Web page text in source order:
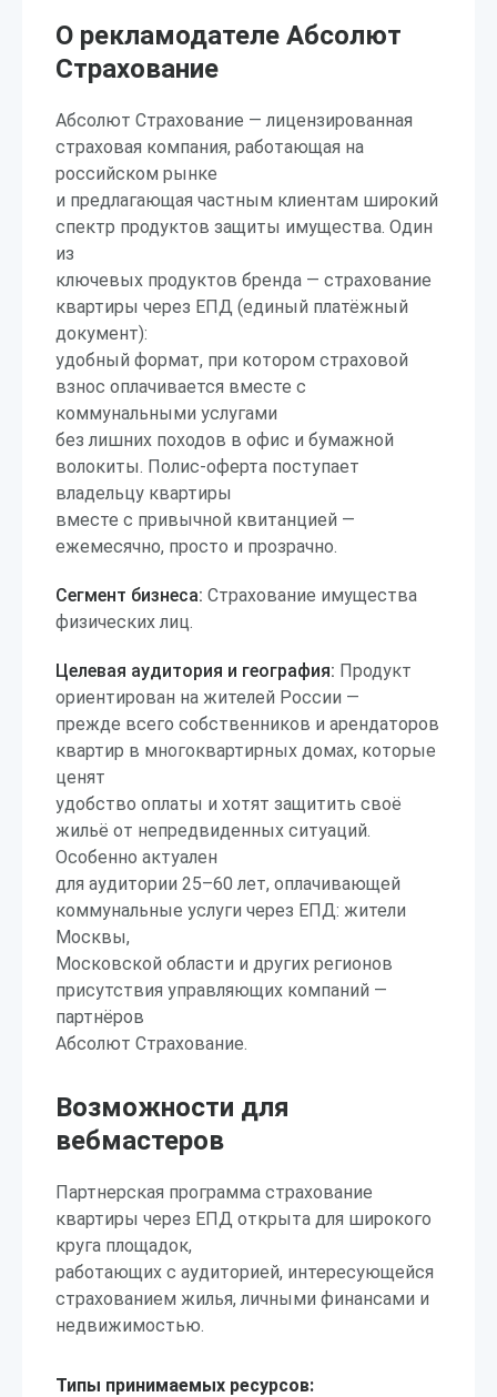
О рекламодателе Абсолют
Страхование
Абсолют Страхование — лицензированная
страховая компания, работающая на
российском рынке
и предлагающая частным клиентам широкий
спектр продуктов защиты имущества. Один
из
ключевых продуктов бренда — страхование
квартиры через ЕПД (единый платёжный
документ):
удобный формат, при котором страховой
взнос оплачивается вместе с
коммунальными услугами
без лишних походов в офис и бумажной
волокиты. Полис-оферта поступает
владельцу квартиры
вместе с привычной квитанцией —
ежемесячно, просто и прозрачно.
Сегмент бизнеса: Страхование имущества
физических лиц.
Целевая аудитория и география: Продукт
ориентирован на жителей России —
прежде всего собственников и арендаторов
квартир в многоквартирных домах, которые
ценят
удобство оплаты и хотят защитить своё
жильё от непредвиденных ситуаций.
Особенно актуален
для аудитории 25–60 лет, оплачивающей
коммунальные услуги через ЕПД: жители
Москвы,
Московской области и других регионов
присутствия управляющих компаний —
партнёров
Абсолют Страхование.
Возможности для
вебмастеров
Партнерская программа страхование
квартиры через ЕПД открыта для широкого
круга площадок,
работающих с аудиторией, интересующейся
страхованием жилья, личными финансами и
недвижимостью.
Типы принимаемых ресурсов: